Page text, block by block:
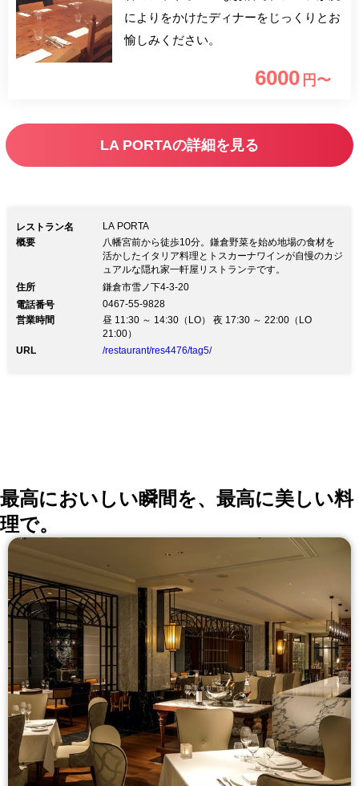
によりをかけたディナーをじっくりとお
愉しみください。
6000 円〜
LA PORTAの詳細を見る
レストラン名
LA PORTA
概要
八幡宮前から徒歩10分。鎌倉野菜を始め地場の食材を
活かしたイタリア料理とトスカーナワインが自慢のカジ
ュアルな隠れ家一軒屋リストランテです。
住所
鎌倉市雪ノ下4-3-20
電話番号
0467-55-9828
営業時間
昼 11:30 ～ 14:30（LO） 夜 17:30 ～ 22:00（LO
21:00）
URL
/restaurant/res4476/tag5/
最高においしい瞬間を、最高に美しい料
理で。